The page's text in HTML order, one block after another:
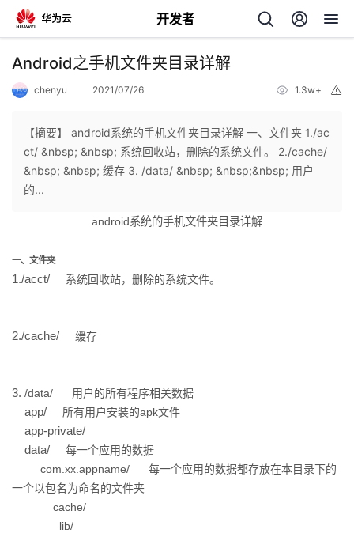
开发者
返
个
主
的
发
我
的
博
我
的
我
Android之手机文件夹目录详解
chenyu 2021/07/26 1.3w+
【摘要】 android系统的手机文件夹目录详解 一、文件夹 1./ac
ct/ &nbsp; &nbsp; 系统回收站，删除的系统文件。 2./cache/
&nbsp; &nbsp; 缓存 3. /data/ &nbsp; &nbsp;&nbsp; 用户
的...
android系统的手机文件夹目录详解
一、文件夹
1./acct/ 系统回收站，删除的系统文件。
2./cache/ 缓存
3. /data/ 用户的所有程序相关数据
app/ 所有用户安装的apk文件
app-private/
data/
每一个应用的数据
com.xx.appname/
每一个应用的数据都存放在本目录下的
一个以包名为命名的文件夹
cache/
lib/